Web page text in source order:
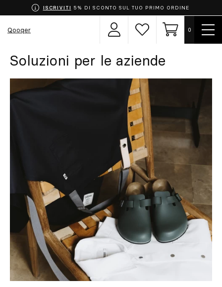
ISCRIVITI 5% DI SCONTO SUL TUO PRIMO ORDINE
Qooqer
Scegli la tua uniforme
Grembiuli
Chef
Su misura
Lasciati ispirare
Cerca
Area
utente
Lista
Carrello
0
menù
Soluzioni per le aziende